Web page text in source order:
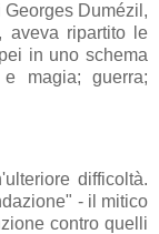
Dumézil,
aveva ripartito le
in uno schema
magia; guerra;
difficoltà.
- il mitico
contro quelli